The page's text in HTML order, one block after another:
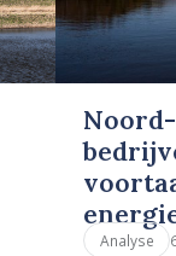
Analyse